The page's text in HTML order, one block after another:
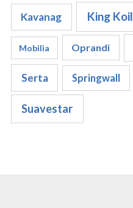
Kavanag King Koil
Mobilia Oprandi
Serta Springwall
Suavestar